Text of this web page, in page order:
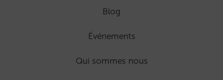
Blog
Événements
Qui sommes nous